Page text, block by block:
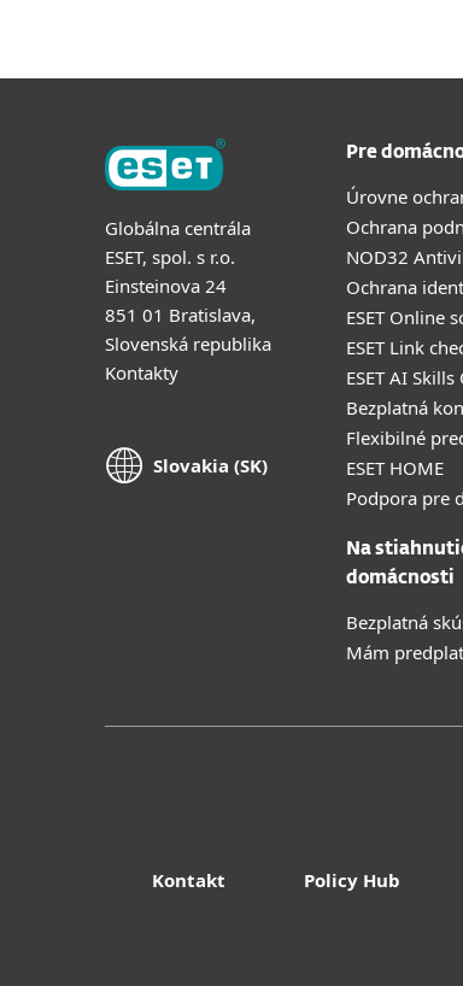
Globálna centrála
ESET, spol. s r.o.
Einsteinova 24
851 01 Bratislava,
Slovenská republika
Kontakty
Slovakia (SK)
Pre
Úrovne
Ochrana
NOD32
Ochrana
ESET Online
ESET Link
ESET AI Skills
Bezplatná
Flexibilné
ESET HOME
Podpora pre
Na
domácnosti
Bezplatná
Mám
Kontakt Policy Hub